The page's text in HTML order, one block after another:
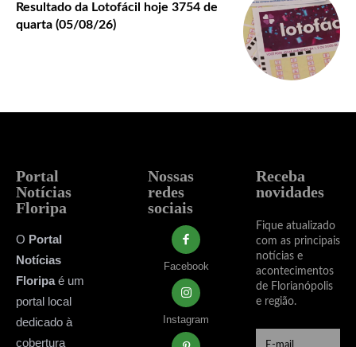
Resultado da Lotofácil hoje 3754 de
quarta (05/08/26)
Portal
Notícias
Floripa
O Portal
Notícias
Floripaé um
portal local
dedicado à
cobertura
Nossas
redes
sociais
Facebook
Instagram
Receba
novidades
Fique atualizado
com as principais
notícias e
acontecimentos
de Florianópolis
e região.